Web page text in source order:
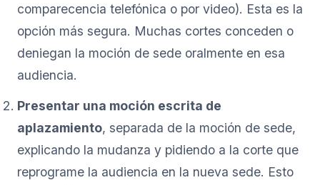
comparecencia telefónica o por video). Esta es la
opción más segura. Muchas cortes conceden o
deniegan la moción de sede oralmente en esa
audiencia.
Presentar una moción escrita de
aplazamiento, separada de la moción de sede,
explicando la mudanza y pidiendo a la corte que
reprograme la audiencia en la nueva sede. Esto